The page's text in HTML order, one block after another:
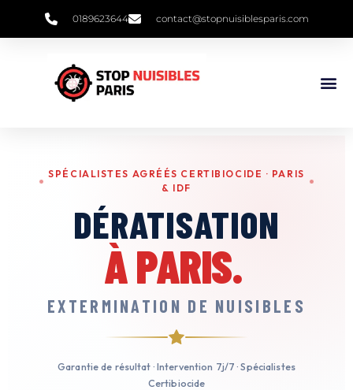
0189623644 contact@stopnuisiblesparis.com
SPÉCIALISTES AGRÉÉS CERTIBIOCIDE · PARIS
& IDF
DÉRATISATION
À PARIS.
EXTERMINATION DE NUISIBLES
Garantie de résultat · Intervention 7j/7 · Spécialistes
Certibiocide